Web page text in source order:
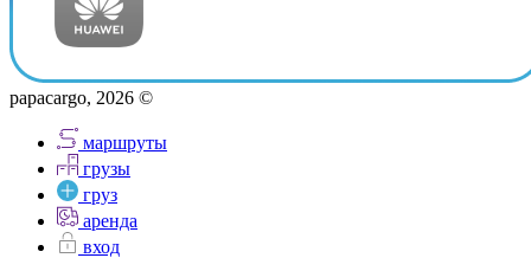
papacargo, 2026 ©
маршруты
грузы
груз
аренда
вход